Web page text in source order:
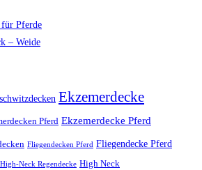
Pferde
– Weide
Ekzemerdecke
Pferd Ekzemerdecke Pferd
Fliegendecken Pferd Fliegendecke Pferd
High-Neck Regendecke High Neck